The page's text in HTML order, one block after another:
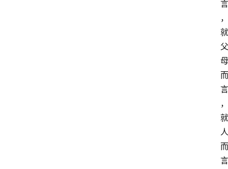
言
，
就
父
母
而
言
，
就
人
而
言